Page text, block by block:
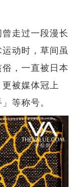
走过一段漫长
动时，草间虽
，一直被日本
被媒体冠上
等称号。